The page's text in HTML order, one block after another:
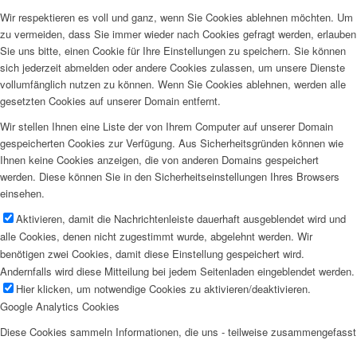
Wir respektieren es voll und ganz, wenn Sie Cookies ablehnen möchten. Um
zu vermeiden, dass Sie immer wieder nach Cookies gefragt werden, erlauben
Sie uns bitte, einen Cookie für Ihre Einstellungen zu speichern. Sie können
sich jederzeit abmelden oder andere Cookies zulassen, um unsere Dienste
vollumfänglich nutzen zu können. Wenn Sie Cookies ablehnen, werden alle
gesetzten Cookies auf unserer Domain entfernt.
Wir stellen Ihnen eine Liste der von Ihrem Computer auf unserer Domain
gespeicherten Cookies zur Verfügung. Aus Sicherheitsgründen können wie
Ihnen keine Cookies anzeigen, die von anderen Domains gespeichert
werden. Diese können Sie in den Sicherheitseinstellungen Ihres Browsers
einsehen.
Aktivieren, damit die Nachrichtenleiste dauerhaft ausgeblendet wird und
alle Cookies, denen nicht zugestimmt wurde, abgelehnt werden. Wir
benötigen zwei Cookies, damit diese Einstellung gespeichert wird.
Andernfalls wird diese Mitteilung bei jedem Seitenladen eingeblendet werden.
Hier klicken, um notwendige Cookies zu aktivieren/deaktivieren.
Google Analytics Cookies
Diese Cookies sammeln Informationen, die uns - teilweise zusammengefasst